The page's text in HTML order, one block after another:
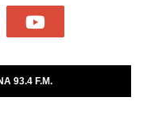
93.4 F.M.